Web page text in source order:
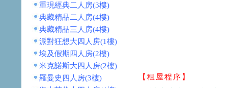
重現經典二人房(3樓)
典藏精品二人房(4樓)
典藏精品三人房(4樓)
派對狂想大四人房(1樓)
埃及假期四人房(2樓)
米克諾斯大四人房(2樓)
羅曼史四人房(3樓)
【租屋程序】